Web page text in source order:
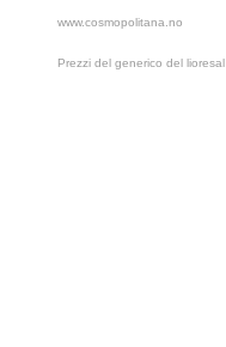
www.cosmopolitana.no
Prezzi del generico del lioresal